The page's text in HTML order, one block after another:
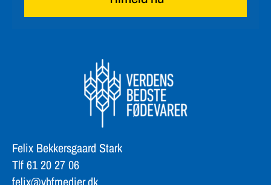
Felix Bekkersgaard Stark
Tlf 61 20 27 06
felix@vbfmedier.dk